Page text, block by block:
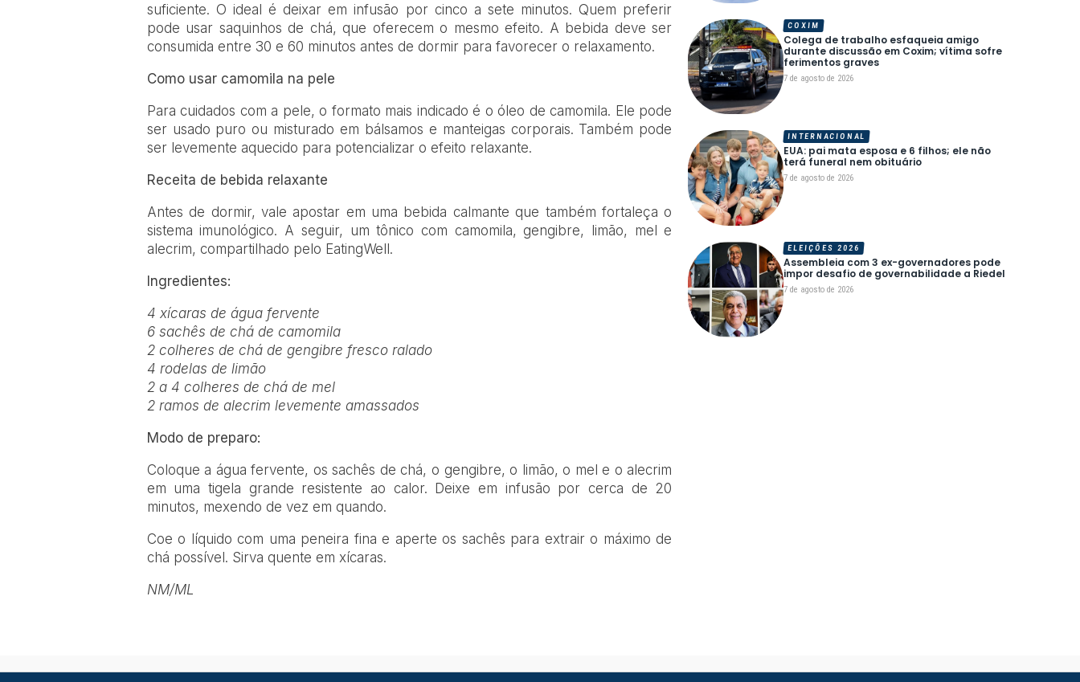
suficiente. O ideal é deixar em infusão por cinco a sete minutos. Quem preferir
pode usar saquinhos de chá, que oferecem o mesmo efeito. A bebida deve ser
consumida entre 30 e 60 minutos antes de dormir para favorecer o relaxamento.
Como usar camomila na pele
Para cuidados com a pele, o formato mais indicado é o óleo de camomila. Ele pode
ser usado puro ou misturado em bálsamos e manteigas corporais. Também pode
ser levemente aquecido para potencializar o efeito relaxante.
Receita de bebida relaxante
Antes de dormir, vale apostar em uma bebida calmante que também fortaleça o
sistema imunológico. A seguir, um tônico com camomila, gengibre, limão, mel e
alecrim, compartilhado pelo EatingWell.
Ingredientes:
4 xícaras de água fervente
6 sachês de chá de camomila
2 colheres de chá de gengibre fresco ralado
4 rodelas de limão
2 a 4 colheres de chá de mel
2 ramos de alecrim levemente amassados
Modo de preparo:
Coloque a água fervente, os sachês de chá, o gengibre, o limão, o mel e o alecrim
em uma tigela grande resistente ao calor. Deixe em infusão por cerca de 20
minutos, mexendo de vez em quando.
Coe o líquido com uma peneira fina e aperte os sachês para extrair o máximo de
chá possível. Sirva quente em xícaras.
NM/ML
Colega de trabalho esfaqueia amigo
durante discussão em Coxim; vítima sofre
ferimentos graves
7 de agosto de 2026
COXIM
EUA: pai mata esposa e 6 filhos; ele não
terá funeral nem obituário
7 de agosto de 2026
INTERNACIONAL
Assembleia com 3 ex-governadores pode
impor desafio de governabilidade a Riedel
7 de agosto de 2026
ELEIÇÕES 2026